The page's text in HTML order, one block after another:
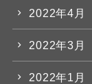
2022年4月
2022年3月
2022年1月